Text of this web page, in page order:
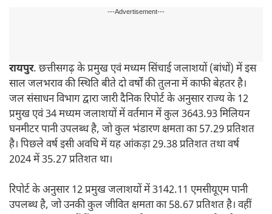
---Advertisement---
रायपुर. छत्तीसगढ़ के प्रमुख एवं मध्यम सिंचाई जलाशयों (बांधों) में इस
साल जलभराव की स्थिति बीते दो वर्षों की तुलना में काफी बेहतर है।
जल संसाधन विभाग द्वारा जारी दैनिक रिपोर्ट के अनुसार राज्य के 12
प्रमुख एवं 34 मध्यम जलाशयों में वर्तमान में कुल 3643.93 मिलियन
घनमीटर पानी उपलब्ध है, जो कुल भंडारण क्षमता का 57.29 प्रतिशत
है। पिछले वर्ष इसी अवधि में यह आंकड़ा 29.38 प्रतिशत तथा वर्ष
2024 में 35.27 प्रतिशत था।
रिपोर्ट के अनुसार 12 प्रमुख जलाशयों में 3142.11 एमसीयूएम पानी
उपलब्ध है, जो उनकी कुल जीवित क्षमता का 58.67 प्रतिशत है। वहीं